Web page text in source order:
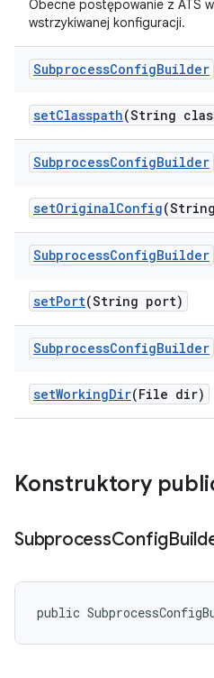
Obecne postępowanie z ATS
wstrzykiwanej konfiguracji.
SubprocessConfigBuilder
setClasspath(String
SubprocessConfigBuilder
setOriginalConfig
SubprocessConfigBuilder
setPort(String port)
SubprocessConfigBuilder
setWorkingDir(File dir)
Konstruktory
SubprocessConfig
public